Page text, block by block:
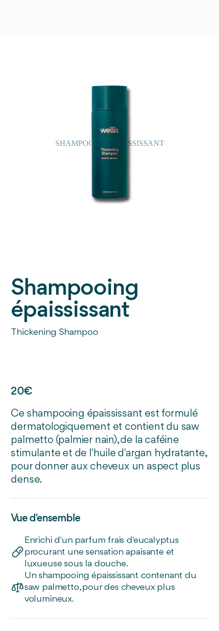
SHAMPOOING ÉPAISSISSANT
Shampooing
épaississant
Thickening Shampoo
20€
Ce shampooing épaississant est formulé
dermatologiquement et contient du saw
palmetto (palmier nain), de la caféine
stimulante et de l'huile d'argan hydratante,
pour donner aux cheveux un aspect plus
dense.
Vue d'ensemble
Enrichi d'un parfum frais d'eucalyptus
procurant une sensation apaisante et
luxueuse sous la douche.
Un shampooing épaississant contenant du
saw palmetto, pour des cheveux plus
volumineux.